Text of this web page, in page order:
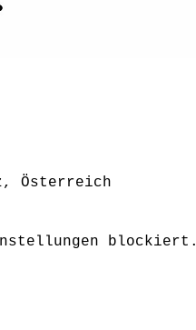
Österreich
blockiert.